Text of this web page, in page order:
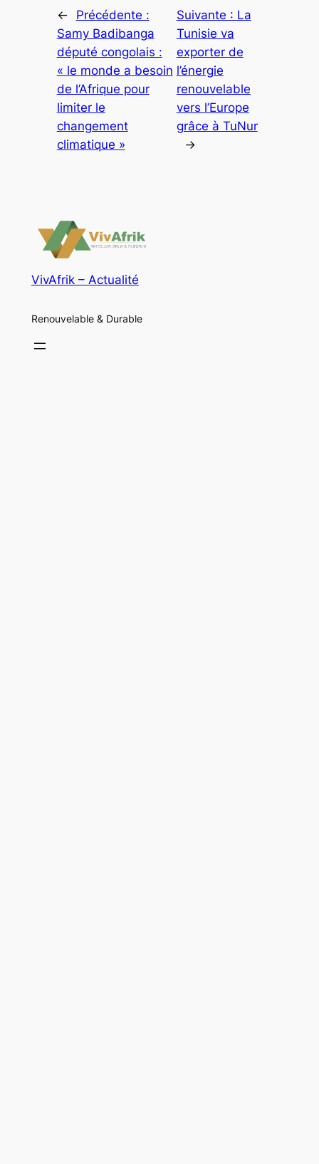
←
Précédente :
Samy Badibanga
député congolais :
« le monde a besoin
de l’Afrique pour
limiter le
changement
climatique »
Suivante : La
Tunisie va
exporter de
l’énergie
renouvelable
vers l’Europe
grâce à TuNur
→
VivAfrik – Actualité
Renouvelable & Durable